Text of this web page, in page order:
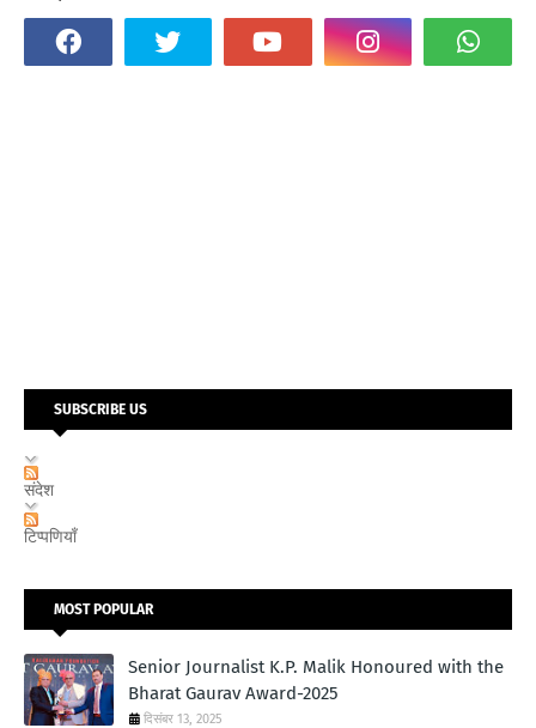
SUBSCRIBE US
संदेश
टिप्पणियाँ
MOST POPULAR
Senior Journalist K.P. Malik Honoured with the
Bharat Gaurav Award-2025
दिसंबर 13, 2025